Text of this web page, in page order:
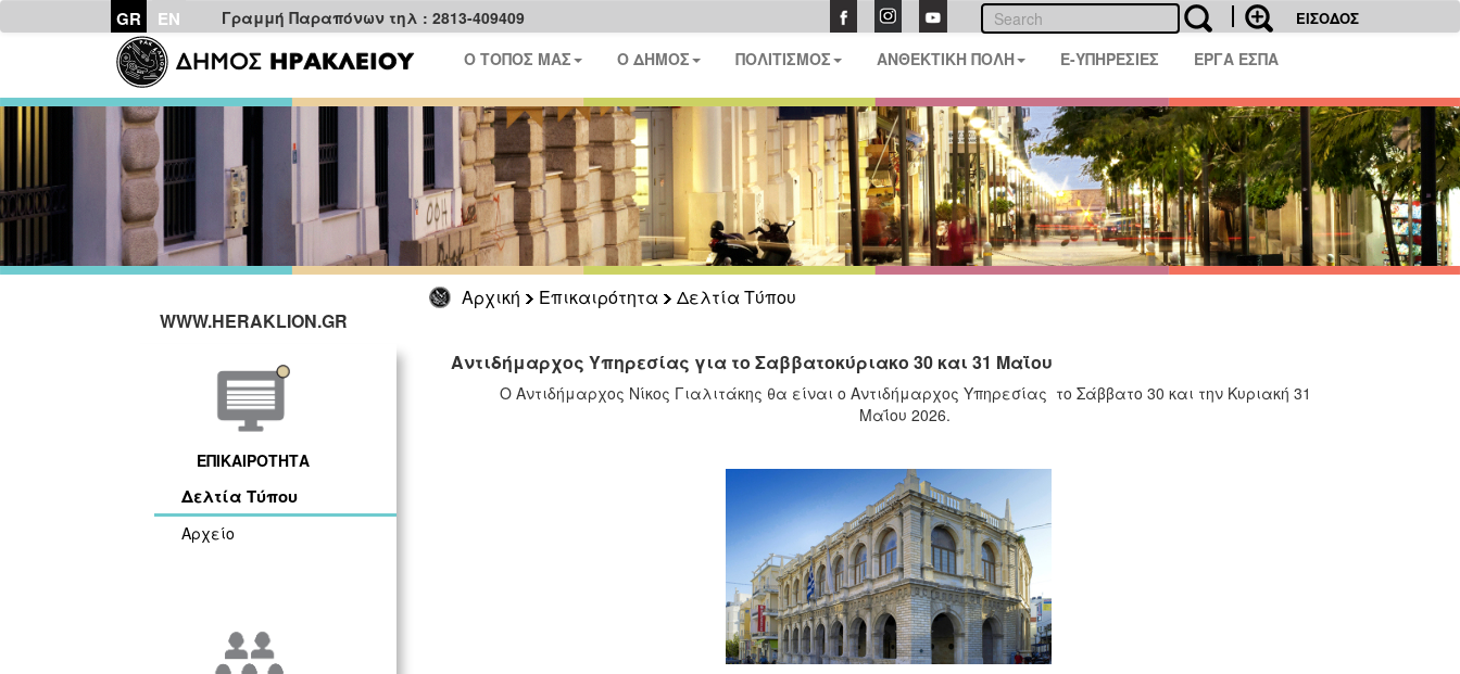
GR EN Γραμμή Παραπόνων τηλ : 2813-409409 ΕΙΣΟΔΟΣ
Ο ΤΟΠΟΣ ΜΑΣ Ο ΔΗΜΟΣ ΠΟΛΙΤΙΣΜΟΣ ΑΝΘΕΚΤΙΚΗ ΠΟΛΗ E-ΥΠΗΡΕΣΙΕΣ ΕΡΓΑ ΕΣΠΑ
Αρχική Επικαιρότητα
Δελτία Τύπου
WWW.HERAKLION.GR
ΕΠΙΚΑΙΡΟΤΗΤΑ
Δελτία Τύπου
Αρχείο
Αντιδήμαρχος Υπηρεσίας για το Σαββατοκύριακο 30 και 31 Μαΐου
Ο Αντιδήμαρχος Νίκος Γιαλιτάκης θα είναι ο Αντιδήμαρχος Υπηρεσίας το Σάββατο 30 και την Κυριακή 31
Μαΐου 2026.